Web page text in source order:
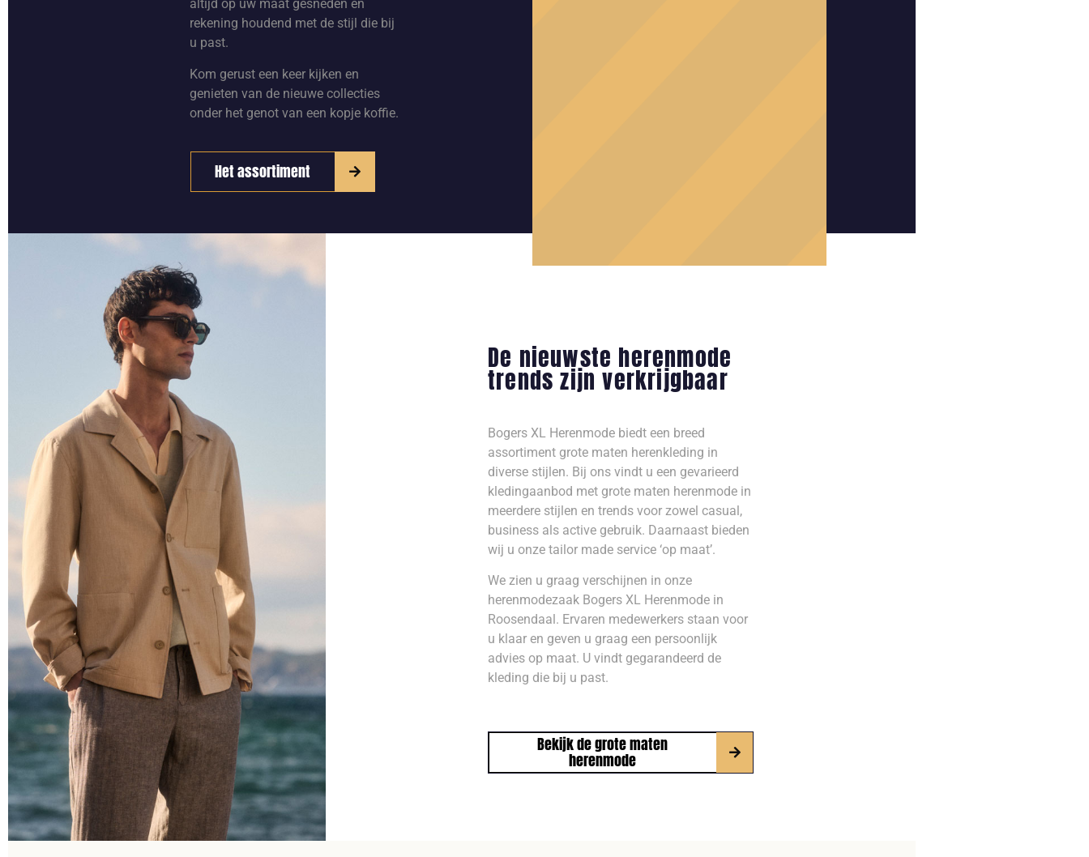
altijd op uw maat gesneden en
rekening houdend met de stijl die bij
u past.
Kom gerust een keer kijken en
genieten van de nieuwe collecties
onder het genot van een kopje koffie.
Het assortiment
De nieuwste herenmode
trends zijn verkrijgbaar
Bogers XL Herenmode biedt een breed
assortiment grote maten herenkleding in
diverse stijlen. Bij ons vindt u een gevarieerd
kledingaanbod met grote maten herenmode in
meerdere stijlen en trends voor zowel casual,
business als active gebruik. Daarnaast bieden
wij u onze tailor made service ‘op maat’.
We zien u graag verschijnen in onze
herenmodezaak Bogers XL Herenmode in
Roosendaal. Ervaren medewerkers staan voor
u klaar en geven u graag een persoonlijk
advies op maat. U vindt gegarandeerd de
kleding die bij u past.
Bekijk de grote maten
herenmode